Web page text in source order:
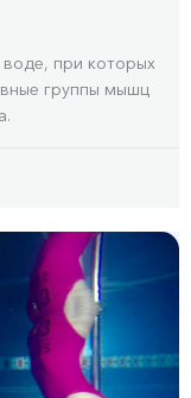
воде, при которых
группы мышц